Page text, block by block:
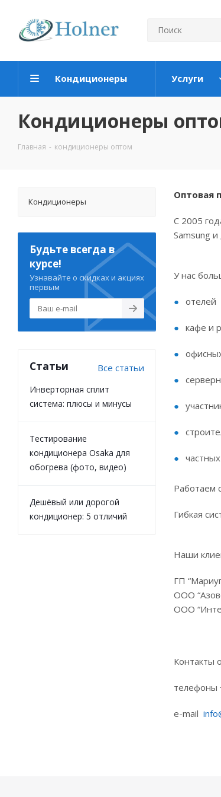
Кондиционеры Услуги
Кондиционеры
Главная - кондиционеры оптом
Оптовая
С 2005
Samsung
У нас
отелей
кафе и
Работаем
Гибкая
Наши
ГП
ООО
ООО
Контакты
телефоны
e-mail
Кондиционеры
Будьте всегда в
курсе!
Узнавайте о скидках и акциях
первым
Статьи Все статьи
Инверторная сплит
система: плюсы и минусы
Тестирование
кондиционера Osaka для
обогрева (фото, видео)
Дешёвый или дорогой
кондиционер: 5 отличий